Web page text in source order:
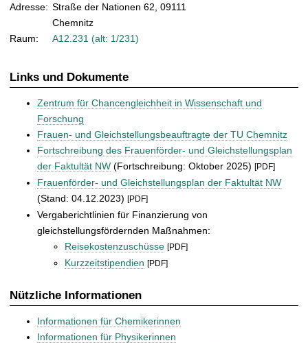
Adresse: Straße der Nationen 62, 09111
Chemnitz
Raum:
A12.231 (alt: 1/231)
Links und Dokumente
Zentrum für Chancengleichheit in Wissenschaft und
Forschung
Frauen- und Gleichstellungsbeauftragte der TU Chemnitz
Fortschreibung des Frauenförder- und Gleichstellungsplan
der Faktultät NW (Fortschreibung: Oktober 2025) [PDF]
Frauenförder- und Gleichstellungsplan der Faktultät NW
(Stand: 04.12.2023) [PDF]
Vergaberichtlinien für Finanzierung von
gleichstellungsfördernden Maßnahmen:
Reisekostenzuschüsse [PDF]
Kurzzeitstipendien [PDF]
Nützliche Informationen
Informationen für Chemikerinnen
Informationen für Physikerinnen